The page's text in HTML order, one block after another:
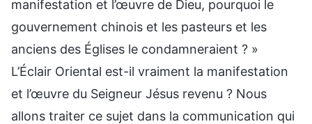
manifestation et l’œuvre de Dieu, pourquoi le
gouvernement chinois et les pasteurs et les
anciens des Églises le condamneraient ? »
L’Éclair Oriental est-il vraiment la manifestation
et l’œuvre du Seigneur Jésus revenu ? Nous
allons traiter ce sujet dans la communication qui